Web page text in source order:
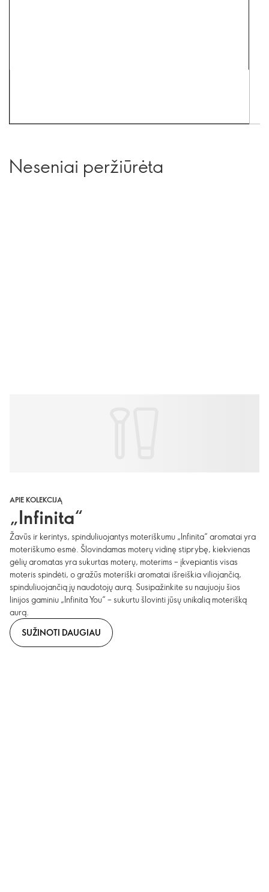
Neseniai peržiūrėta
APIE KOLEKCIJĄ
„Infinita“
Žavūs ir kerintys, spinduliuojantys moteriškumu „Infinita“ aromatai yra
moteriškumo esmė. Šlovindamas moterų vidinę stiprybę, kiekvienas
gėlių aromatas yra sukurtas moterų, moterims – įkvepiantis visas
moteris spindėti, o gražūs moteriški aromatai išreiškia viliojančią,
spinduliuojančią jų naudotojų aurą. Susipažinkite su naujuoju šios
linijos gaminiu „Infinita You“ – sukurtu šlovinti jūsų unikalią moterišką
aurą.
SUŽINOTI DAUGIAU